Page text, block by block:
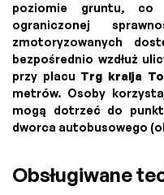
poziomie gruntu, co
ograniczonej
zmotoryzowanych
bezpośrednio wzdłuż
przy placu Trg kralja
metrów. Osoby
mogą dotrzeć do
dworca autobusowego
Obsługiwane